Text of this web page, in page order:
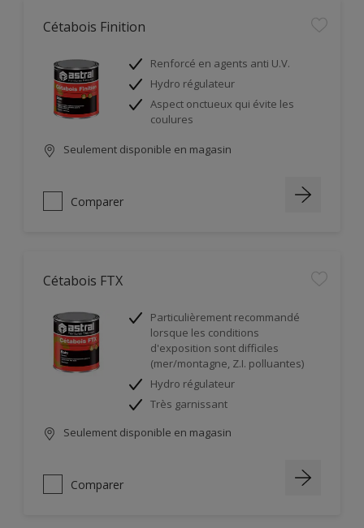
Cétabois Finition
Renforcé en agents anti U.V.
Hydro régulateur
Aspect onctueux qui évite les
coulures
Seulement disponible en magasin
Comparer
Cétabois FTX
Particulièrement recommandé
lorsque les conditions
d'exposition sont difficiles
(mer/montagne, Z.I. polluantes)
Hydro régulateur
Très garnissant
Seulement disponible en magasin
Comparer